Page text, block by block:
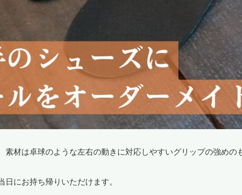
素材は卓球のような左右の動きに対応しやすいグリップの強めの
にお持ち帰りいただけます。